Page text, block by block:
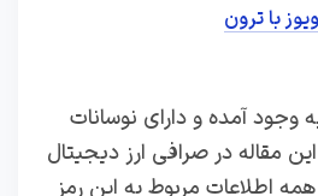
با ترون
ارز در سال 2016 به وجود آمده و دارای نوسانات
مقاله در صرافی ارز دیجیتال
اطلاعات مربوط به این رمز